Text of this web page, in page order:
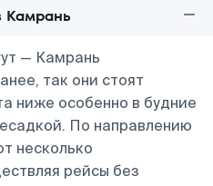
Камрань
— Камрань
так они стоят
ниже особенно в будние
По направлению
несколько
рейсы без